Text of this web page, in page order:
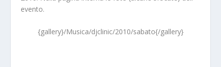
evento.
{gallery}/Musica/djclinic/2010/sabato{/gallery}